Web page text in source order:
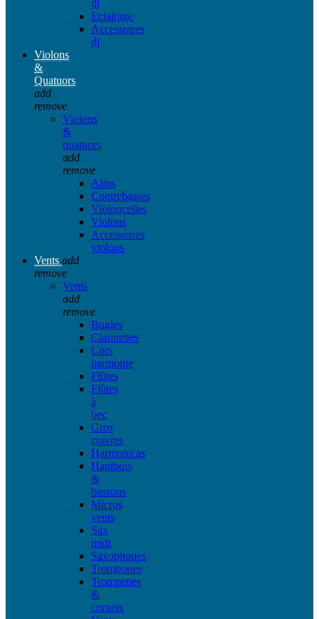
dj
Eclairage
Accessoires
dj
Violons
&
Quatuors
add
remove
Violons
&
quatuors
add
remove
Altos
Contrebasses
Violoncelles
Violons
Accessoires
violons
Vents add
remove
Vents
add
remove
Bugles
Clarinettes
Cors
harmonie
Flûtes
Flûtes
à
bec
Gros
cuivres
Harmonicas
Hautbois
&
bassons
Micros
vents
Sax
midi
Saxophones
Trombones
Trompettes
&
cornets